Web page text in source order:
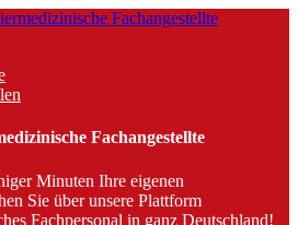
Fachangestellte
Minuten Ihre eigenen
Sie über unsere Plattform
Fachpersonal in ganz Deutschland!